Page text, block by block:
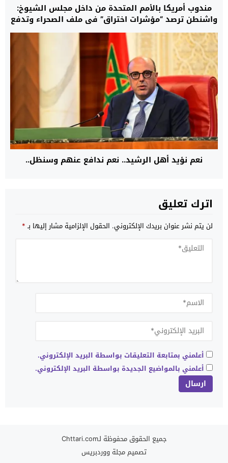
مندوب أمريكا بالأمم المتحدة من داخل مجلس الشيوخ:
واشنطن ترصد “مؤشرات اختراق” في ملف الصحراء وتدفع
بالمسار الأممي نحو تسوية واقعية تنهي نزاع الخمسة
عقود
نعم نؤيد أهل الرشيد.. نعم ندافع عنهم وسنظل..
اترك تعليق
لن يتم نشر عنوان بريدك الإلكتروني. الحقول الإلزامية مشار إليها بـ*
أعلمني بمتابعة التعليقات بواسطة البريد الإلكتروني.
أعلمني بالمواضيع الجديدة بواسطة البريد الإلكتروني.
جميع الحقوق محفوظة لـChttari.com
تصميممجلة ووردبريس